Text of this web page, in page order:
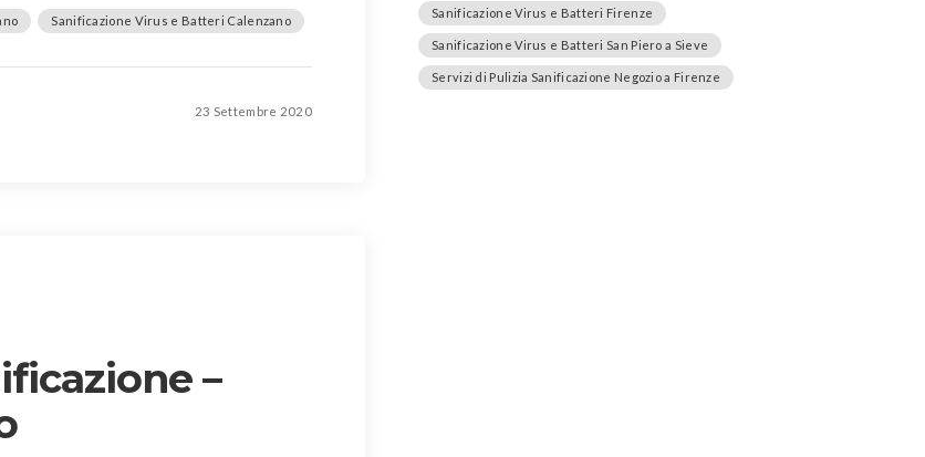
Sanificazione Virus e Batteri Calenzano
23 Settembre 2020
–
Sanificazione Virus e Batteri Firenze
Sanificazione Virus e Batteri San Piero a Sieve
Servizi di Pulizia Sanificazione Negozio a Firenze